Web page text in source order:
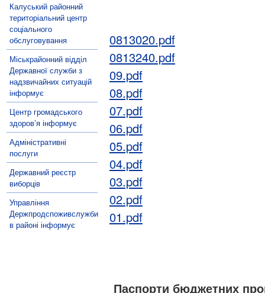
Калуський районний
територіальний центр
соціального
обслуговування
Міськрайонний відділ
Державної служби з
надзвичайних ситуацій
інформує
Центр громадського
здоров’я інформує
Адміністративні
послуги
Державний реєстр
виборців
Управління
Держпродспоживслужби
в районі інформує
0813020.pdf
0813240.pdf
09.pdf
08.pdf
07.pdf
06.pdf
05.pdf
04.pdf
03.pdf
02.pdf
01.pdf
Паспорти бюджетних